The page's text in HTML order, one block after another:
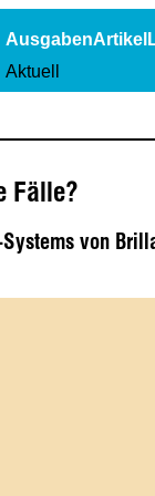
AusgabenArtikel
Aktuell
Fälle?
Systems von